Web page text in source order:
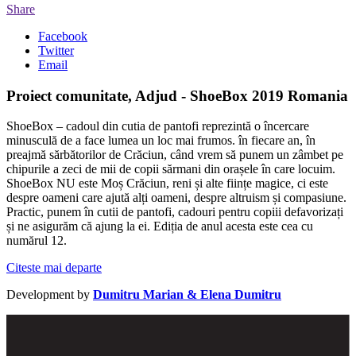
Share
Facebook
Twitter
Email
Proiect comunitate, Adjud - ShoeBox 2019 Romania
ShoeBox – cadoul din cutia de pantofi reprezintă o încercare
minusculă de a face lumea un loc mai frumos. în fiecare an, în
preajmă sărbătorilor de Crăciun, când vrem să punem un zâmbet pe
chipurile a zeci de mii de copii sărmani din orașele în care locuim.
ShoeBox NU este Moș Crăciun, reni și alte ființe magice, ci este
despre oameni care ajută alți oameni, despre altruism și compasiune.
Practic, punem în cutii de pantofi, cadouri pentru copiii defavorizați
și ne asigurăm că ajung la ei. Ediția de anul acesta este cea cu
numărul 12.
Citeste mai departe
Development by Dumitru Marian & Elena Dumitru